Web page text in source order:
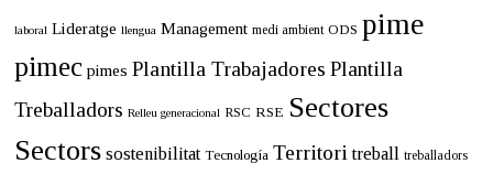
laboral Lideratge llengua Management medi ambient ODS pime
pimec pimes Plantilla Trabajadores Plantilla
Treballadors Relleu generacional RSC RSE Sectores
Sectors sostenibilitat Tecnología Territori treball treballadors